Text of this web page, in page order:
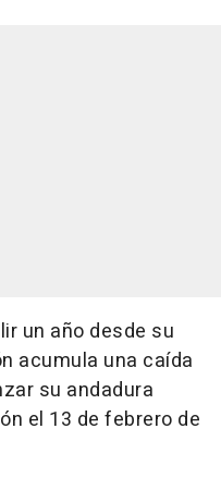
un año desde su
acumula una caída
su andadura
el 13 de febrero de